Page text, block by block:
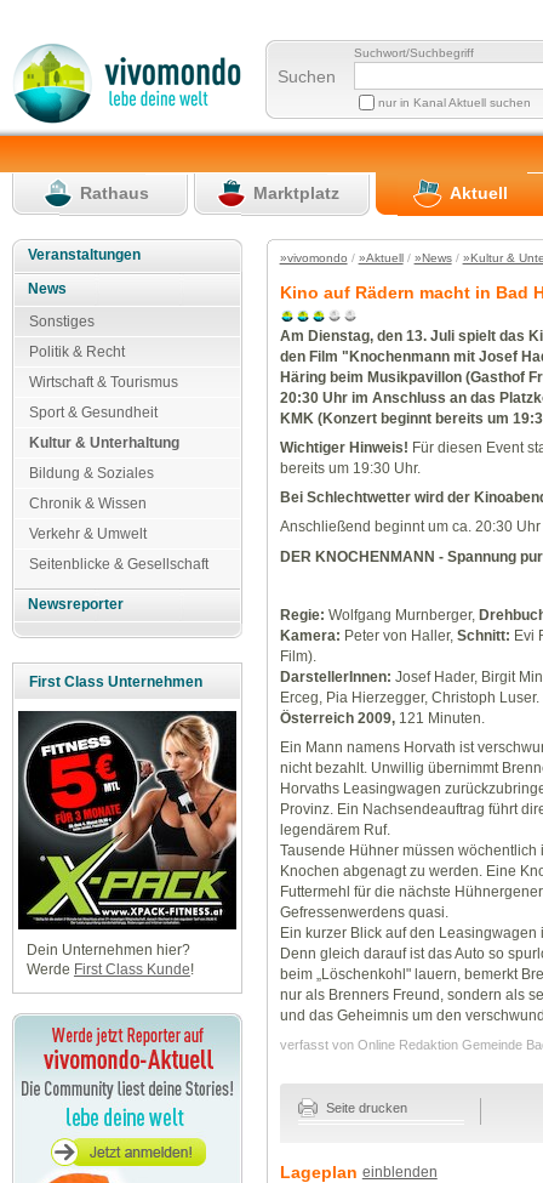
Suchen
Suchwort/Suchbegriff
nur in Kanal Aktuell suchen
Rathaus Marktplatz Aktuell
Veranstaltungen
News
Sonstiges
Politik & Recht
Wirtschaft & Tourismus
Sport & Gesundheit
Kultur & Unterhaltung
Bildung & Soziales
Chronik & Wissen
Verkehr & Umwelt
Seitenblicke & Gesellschaft
Newsreporter
First Class Unternehmen
Dein Unternehmen hier?
Werde First Class Kunde!
»vivomondo / »Aktuell/ »News/ »Kultur &
Kino auf Rädern macht in Bad
Am Dienstag, den 13. Juli spielt das
den Film "Knochenmann mit Josef
Häring beim Musikpavillon (Gasthof
20:30 Uhr im Anschluss an das
KMK (Konzert beginnt bereits um
Wichtiger Hinweis! Für diesen Event
bereits um 19:30 Uhr.
Bei Schlechtwetter wird der
Anschließend beginnt um ca. 20:30
DER KNOCHENMANN - Spannung
Regie: Wolfgang Murnberger,
Kamera: Peter von Haller, Schnitt: Evi
Film).
DarstellerInnen: Josef Hader, Birgit
Erceg, Pia Hierzegger, Christoph Luser.
Österreich 2009, 121 Minuten.
Ein Mann namens Horvath ist
nicht bezahlt. Unwillig übernimmt
Horvaths Leasingwagen
Provinz. Ein Nachsendeauftrag führt
legendärem Ruf.
Tausende Hühner müssen
Knochen abgenagt zu werden. Eine
Futtermehl für die nächste
Gefressenwerdens quasi.
Ein kurzer Blick auf den
Denn gleich darauf ist das Auto so
beim „Löschenkohl" lauern, bemerkt
nur als Brenners Freund, sondern als
und das Geheimnis um den
verfasst von Online Redaktion Gemeinde
Seite drucken
Lageplan einblenden